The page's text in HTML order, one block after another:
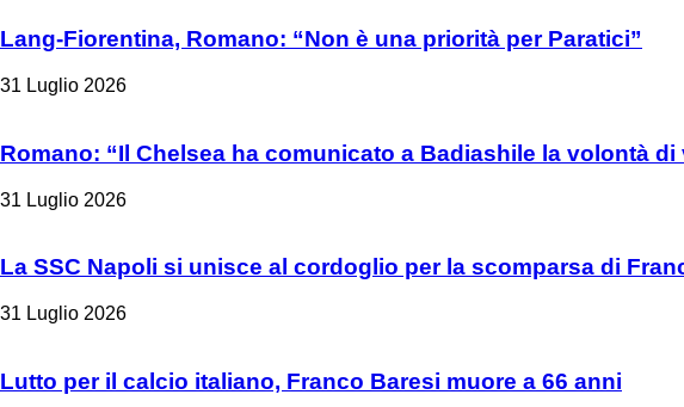
Lang-Fiorentina, Romano: “Non è una priorità per Paratici”
31 Luglio 2026
Romano: “Il Chelsea ha comunicato a Badiashile la volontà di
31 Luglio 2026
La SSC Napoli si unisce al cordoglio per la scomparsa di
31 Luglio 2026
Lutto per il calcio italiano, Franco Baresi muore a 66 anni